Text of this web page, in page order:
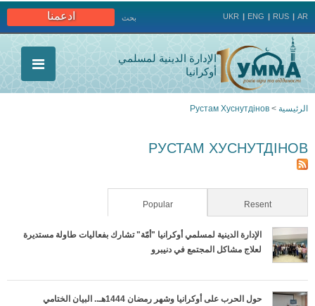
ادعمنا بحث UKR ENG RUS AR
الإدارة الدينية لمسلمي
أوكرانيا
هنا
الرئيسية >
Рустам Хуснутдінов
РУСТАМ ХУСНУТДІНОВ
Resent
Popular
الإدارة الدينية لمسلمي أوكرانيا "أمّة" تشارك بفعاليات طاولة مستديرة
لعلاج مشاكل المجتمع في دنيبرو
حول الحرب على أوكرانيا وشهر رمضان 1444هـ.. البيان الختامي